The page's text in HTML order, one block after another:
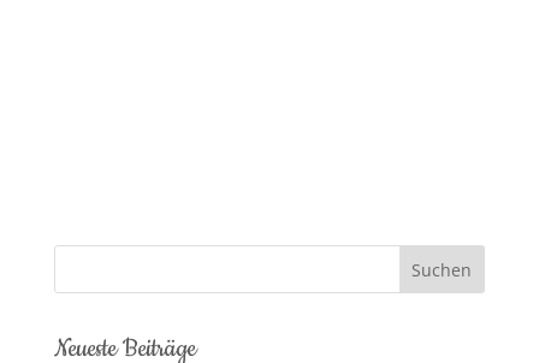
Neueste Beiträge